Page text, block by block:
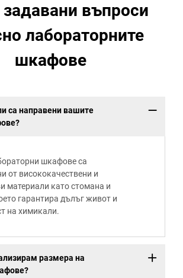
въпроси
лабораторните
шкафове
са направени вашите
шкафове са
от висококачествени и
материали като стомана и
гарантира дълъг живот и
на химикали.
размера на